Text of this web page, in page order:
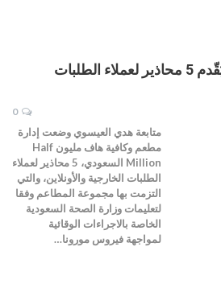
هاف مليون السعودي يُقّدم 5 محاذير لعملاء الطلبات
0
متابعة هدي العيسوي وضعت إدارة
مطعم وكافية هاف مليون Half
Million السعودي، 5 محاذير لعملاء
الطلبات الخارجية والأونلاين، والتي
التزمت بها مجموعة المطاعم وفقا
لتعليمات وزارة الصحة السعودية
الخاصة بالاجراءات الوقائية
لمواجهة فيروس مورونا…